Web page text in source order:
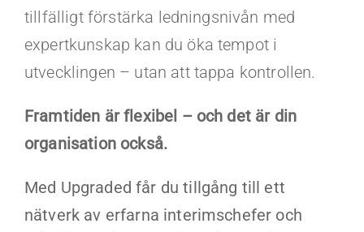
tillfälligt förstärka ledningsnivån med
expertkunskap kan du öka tempot i
utvecklingen – utan att tappa kontrollen.
Framtiden är flexibel – och det är din
organisation också.
Med Upgraded får du tillgång till ett
nätverk av erfarna interimschefer och